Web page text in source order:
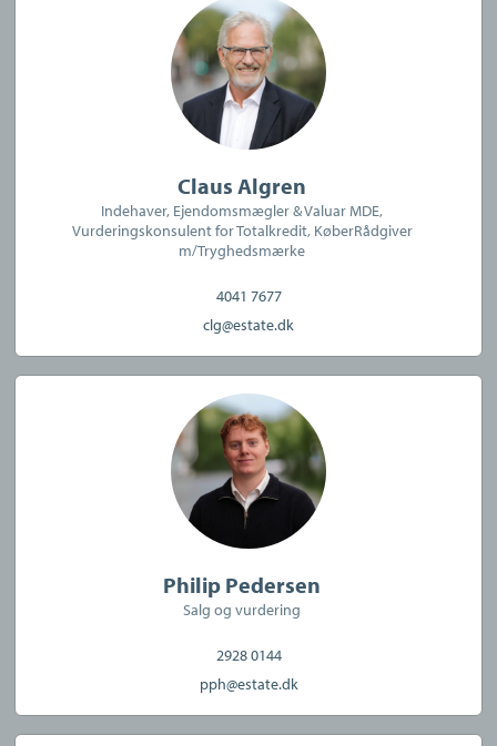
Vi glæder os til at hjælpe dig!
Virksomheden har tegnet ansvarsforsikring og garantistillelse
hos HDI Global Specialty, Langebrogade 3F, 1411 København K.
Forsikring dækker kun formidling af ejendomme beliggende i
Danmark fra kontorer beliggende i Europa
Claus Algren
Indehaver, Ejendomsmægler & Valuar MDE,
Vurderingskonsulent for Totalkredit, KøberRådgiver
m/Tryghedsmærke
4041 7677
clg@estate.dk
Philip Pedersen
Salg og vurdering
2928 0144
pph@estate.dk